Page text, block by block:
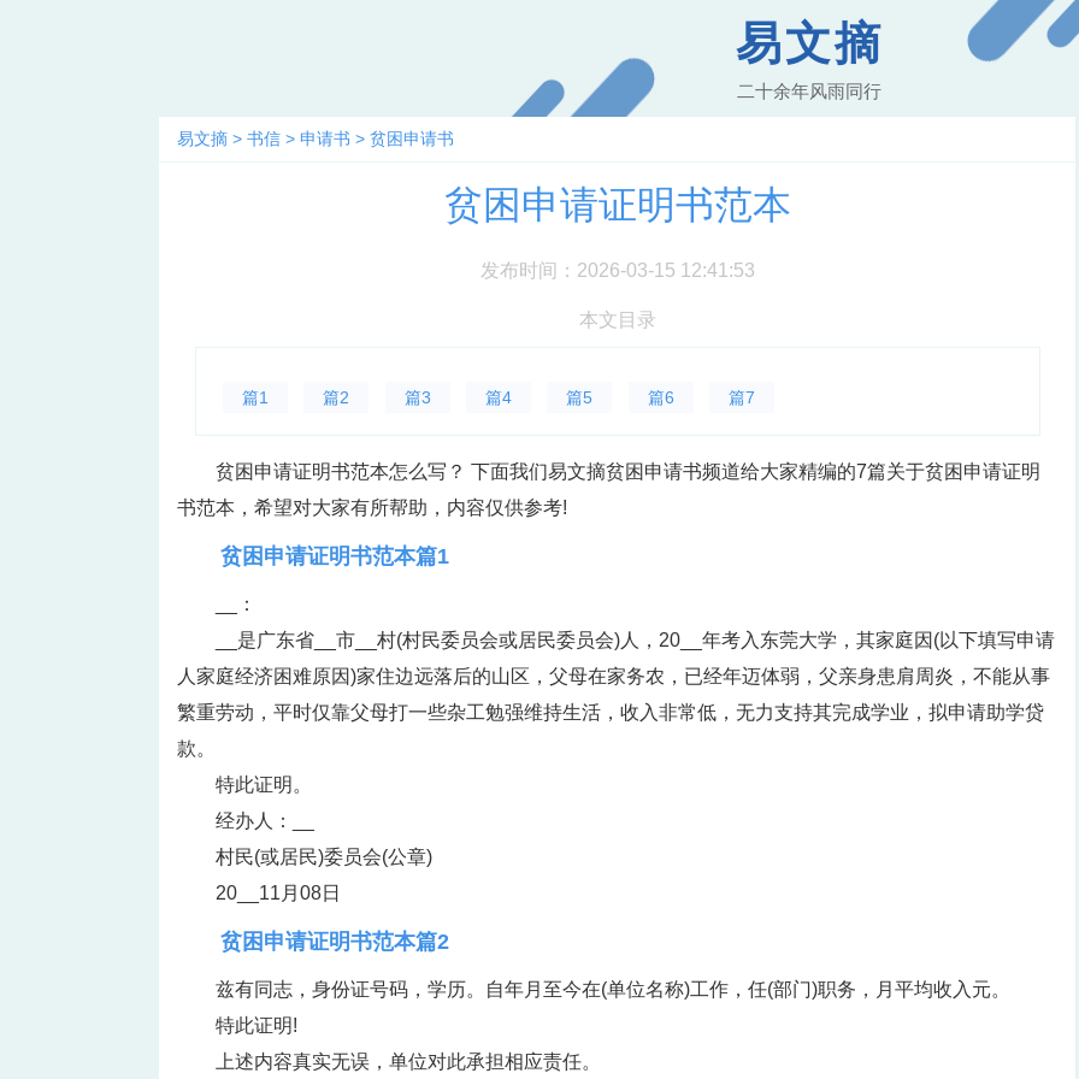
易文摘
二十余年风雨同行
易文摘 > 书信 > 申请书 > 贫困申请书
贫困申请证明书范本
发布时间：2026-03-15 12:41:53
本文目录
篇1 篇2 篇3 篇4 篇5 篇6 篇7
贫困申请证明书范本怎么写？ 下面我们易文摘贫困申请书频道给大家精编的7篇关于贫困申请证明
书范本，希望对大家有所帮助，内容仅供参考!
贫困申请证明书范本篇1
__：
__是广东省__市__村(村民委员会或居民委员会)人，20__年考入东莞大学，其家庭因(以下填写申请
人家庭经济困难原因)家住边远落后的山区，父母在家务农，已经年迈体弱，父亲身患肩周炎，不能从事
繁重劳动，平时仅靠父母打一些杂工勉强维持生活，收入非常低，无力支持其完成学业，拟申请助学贷
款。
特此证明。
经办人：__
村民(或居民)委员会(公章)
20__11月08日
贫困申请证明书范本篇2
兹有同志，身份证号码，学历。自年月至今在(单位名称)工作，任(部门)职务，月平均收入元。
特此证明!
上述内容真实无误，单位对此承担相应责任。